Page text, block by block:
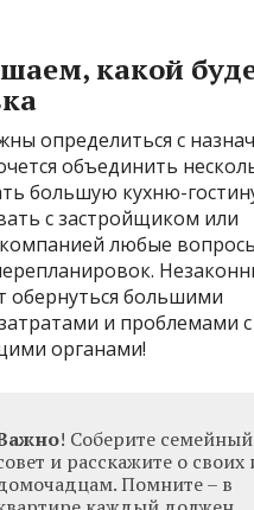
какой
определиться с
объединить
большую кухню-
с застройщиком или
любые
обернуться большими
и проблемами с
органами!
! Соберите семейный
и расскажите о своих
Помните – в